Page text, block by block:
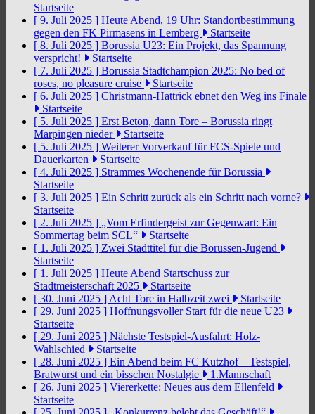
Startseite
[ 9. Juli 2025 ] Heute Abend, 19 Uhr: Standortbestimmung
gegen den FK Pirmasens in Lemberg
Startseite
[ 8. Juli 2025 ] Borussia U23: Ein Projekt, das Spannung
verspricht!
Startseite
[ 7. Juli 2025 ] Borussia Stadtchampion 2025: No bed of
roses, no pleasure cruise
Startseite
[ 6. Juli 2025 ] Christmann-Hattrick ebnet den Weg ins Finale
Startseite
[ 5. Juli 2025 ] Erst Beton, dann Tore – Borussia ringt
Marpingen nieder
Startseite
[ 5. Juli 2025 ] Weiterer Vorverkauf für FCS-Spiele und
Dauerkarten
Startseite
[ 4. Juli 2025 ] Strammes Wochenende für Borussia
Startseite
[ 3. Juli 2025 ] Ein Schritt zurück als ein Schritt nach vorne?
Startseite
[ 2. Juli 2025 ] „Vom Erfindergeist zur Gegenwart: Ein
Sommertag beim SCL“
Startseite
[ 1. Juli 2025 ] Zwei Stadttitel für die Borussen-Jugend
Startseite
[ 1. Juli 2025 ] Heute Abend Startschuss zur
Stadtmeisterschaft 2025
Startseite
[ 30. Juni 2025 ] Acht Tore in Halbzeit zwei
Startseite
[ 29. Juni 2025 ] Hoffnungsvoller Start für die neue U23
Startseite
[ 29. Juni 2025 ] Nächste Testspiel-Ausfahrt: Holz-
Wahlschied
Startseite
[ 28. Juni 2025 ] Ein Abend beim FC Kutzhof – Testspiel,
Bratwurst und ein bisschen Nostalgie
1.Mannschaft
[ 26. Juni 2025 ] Viererkette: Neues aus dem Ellenfeld
Startseite